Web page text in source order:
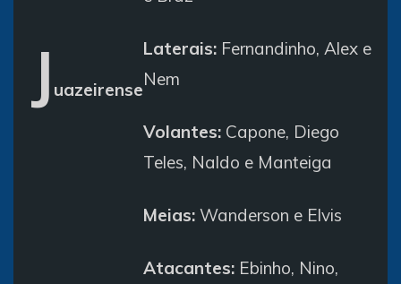
J uazeirense
Laterais: Fernandinho, Alex e
Nem
Volantes: Capone, Diego
Teles, Naldo e Manteiga
Meias: Wanderson e Elvis
Atacantes: Ebinho, Nino,